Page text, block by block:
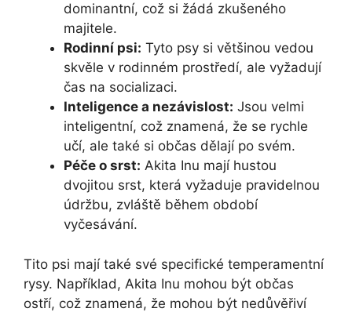
dominantní, což si žádá zkušeného
majitele.
Rodinní psi: Tyto psy si většinou vedou
skvěle v rodinném prostředí, ale vyžadují
čas na socializaci.
Inteligence a nezávislost: Jsou velmi
inteligentní, což znamená, že se rychle
učí, ale také si občas dělají po svém.
Péče o srst: Akita Inu mají hustou
dvojitou srst, která vyžaduje pravidelnou
údržbu, zvláště během období
vyčesávání.
Tito psi mají také své specifické temperamentní
rysy. Například, Akita Inu mohou být občas
ostří, což znamená, že mohou být nedůvěřiví